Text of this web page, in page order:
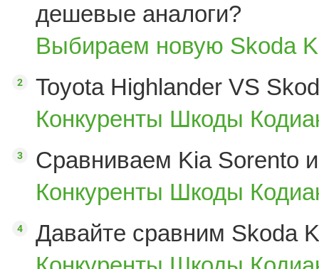
дешевые аналоги?
Выбираем новую Skoda
Toyota Highlander VS
Конкуренты Шкоды
Сравниваем Kia Sorento
Конкуренты Шкоды
Давайте сравним Skoda